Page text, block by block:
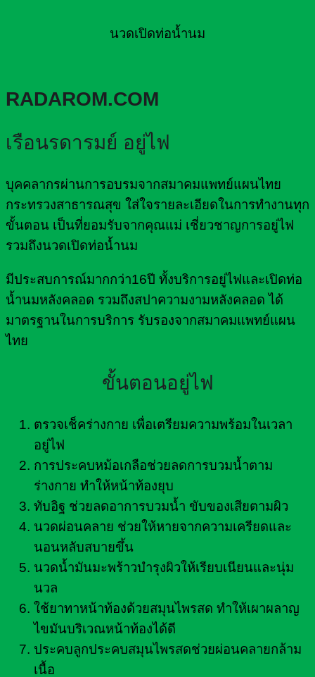
นวดเปิดท่อน้ำนม
RADAROM.COM
เรือนรดารมย์ อยู่ไฟ
บุคคลากรผ่านการอบรมจากสมาคมแพทย์แผนไทย
กระทรวงสาธารณสุข ใส่ใจรายละเอียดในการทำงานทุก
ขั้นตอน เป็นที่ยอมรับจากคุณแม่ เชี่ยวชาญการอยู่ไฟ
รวมถึงนวดเปิดท่อน้ำนม
มีประสบการณ์มากกว่า16ปี ทั้งบริการอยู่ไฟและเปิดท่อ
น้ำนมหลังคลอด รวมถึงสปาความงามหลังคลอด ได้
มาตรฐานในการบริการ รับรองจากสมาคมแพทย์แผน
ไทย
ขั้นตอนอยู่ไฟ
ตรวจเช็คร่างกาย เพื่อเตรียมความพร้อมในเวลา
อยู่ไฟ
การประคบหม้อเกลือช่วยลดการบวมน้ำตาม
ร่างกาย ทำให้หน้าท้องยุบ
ทับอิฐ ช่วยลดอาการบวมน้ำ ขับของเสียตามผิว
นวดผ่อนคลาย ช่วยให้หายจากความเครียดและ
นอนหลับสบายขึ้น
นวดน้ำมันมะพร้าวบำรุงผิวให้เรียบเนียนและนุ่ม
นวล
ใช้ยาทาหน้าท้องด้วยสมุนไพรสด ทำให้เผาผลาญ
ไขมันบริเวณหน้าท้องได้ดี
ประคบลูกประคบสมุนไพรสดช่วยผ่อนคลายกล้าม
เนื้อ